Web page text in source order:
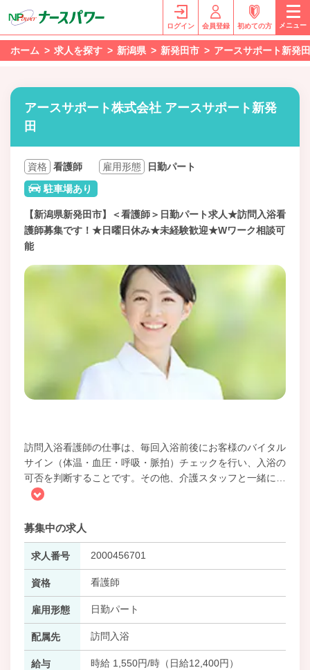
ログイン 会員登録 初めての方 メニュー
ホーム 求人を探す 新潟県 新発田市 アースサポート新発田
アースサポート株式会社 アースサポート新発
田
資格 看護師 雇用形態
日勤パート
駐車場あり
【新潟県新発田市】＜看護師＞日勤パート求人★訪問入浴看
護師募集です！★日曜日休み★未経験歓迎★Wワーク相談可
能
訪問入浴看護師の仕事は、毎回入浴前後にお客様のバイタル
サイン（体温・血圧・呼吸・脈拍）チェックを行い、入浴の
可否を判断することです。その他、介護スタッフと一緒に
募集中の求人
求人番号 2000456701
資格 看護師
雇用形態 日勤パート
配属先 訪問入浴
給与 時給 1,550円/時（日給12,400円）